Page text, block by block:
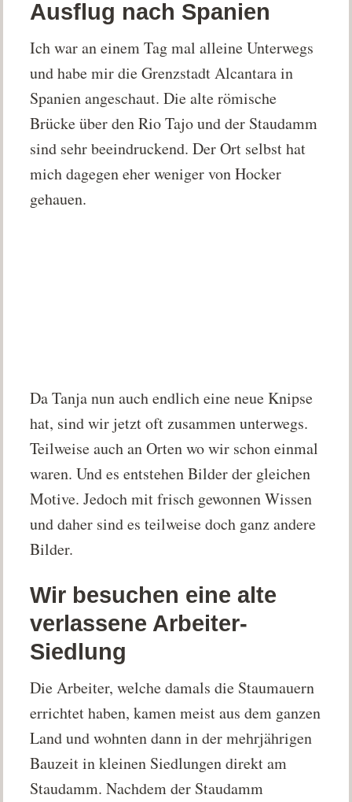
Ausflug nach Spanien
Ich war an einem Tag mal alleine Unterwegs
und habe mir die Grenzstadt Alcantara in
Spanien angeschaut. Die alte römische
Brücke über den Rio Tajo und der Staudamm
sind sehr beeindruckend. Der Ort selbst hat
mich dagegen eher weniger von Hocker
gehauen.
Da Tanja nun auch endlich eine neue Knipse
hat, sind wir jetzt oft zusammen unterwegs.
Teilweise auch an Orten wo wir schon einmal
waren. Und es entstehen Bilder der gleichen
Motive. Jedoch mit frisch gewonnen Wissen
und daher sind es teilweise doch ganz andere
Bilder.
Wir besuchen eine alte
verlassene Arbeiter-
Siedlung
Die Arbeiter, welche damals die Staumauern
errichtet haben, kamen meist aus dem ganzen
Land und wohnten dann in der mehrjährigen
Bauzeit in kleinen Siedlungen direkt am
Staudamm. Nachdem der Staudamm